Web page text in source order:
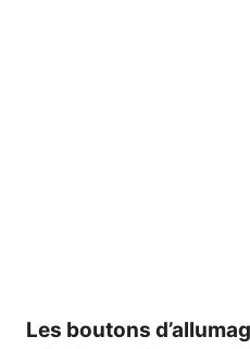
Les boutons